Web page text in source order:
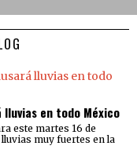
lluvias en todo México
este martes 16 de
muy fuertes en la